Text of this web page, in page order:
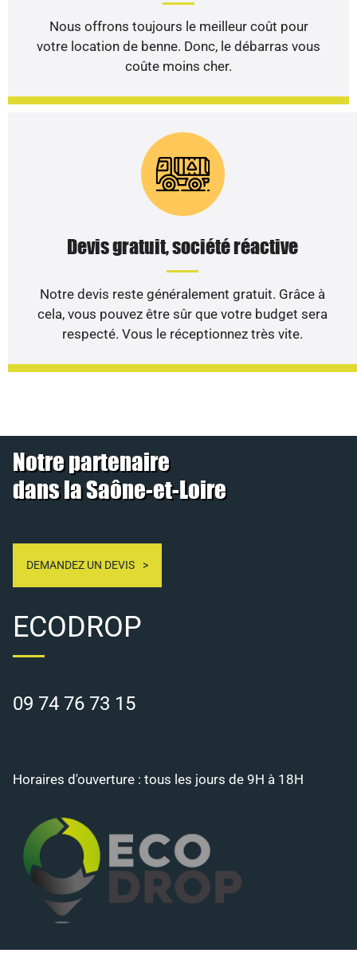
Nous offrons toujours le meilleur coût pour
votre location de benne. Donc, le débarras vous
coûte moins cher.
Devis gratuit, société réactive
Notre devis reste généralement gratuit. Grâce à
cela, vous pouvez être sûr que votre budget sera
respecté. Vous le réceptionnez très vite.
Notre partenaire
dans la Saône-et-Loire
DEMANDEZ UN DEVIS
ECODROP
09 74 76 73 15
Horaires d'ouverture : tous les jours de 9H à 18H